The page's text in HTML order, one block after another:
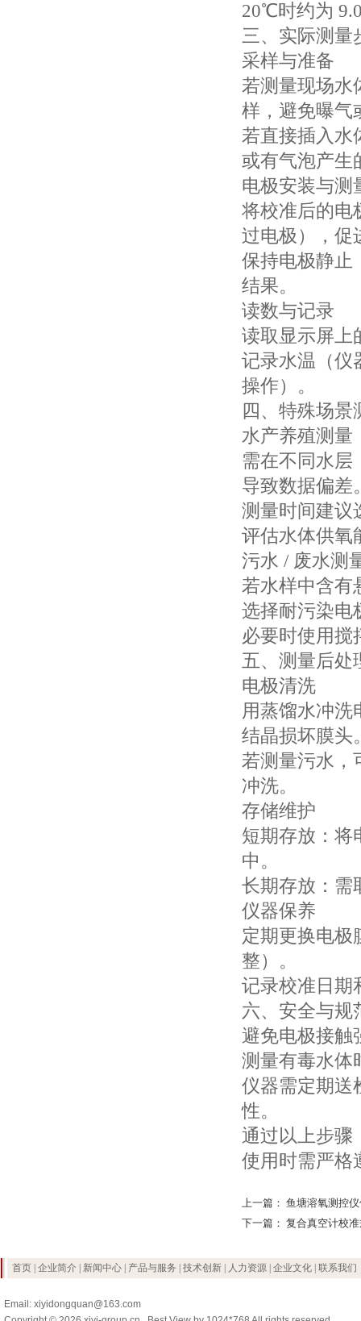
20℃时约为
三、实际测量
采样与准备
若测量现场水
样，避免曝气
若直接插入水
或有气泡产生
电极安装与测
将校准后的电
过电极），促
保持电极静止
结果。
读数与记录
读取显示屏上
记录水温（仪
操作）。
四、特殊场景
水产养殖测量
需在不同水层
导致数据偏差
测量时间建议
评估水体供氧
污水 / 废水测
若水样中含有
选择耐污染电
必要时使用搅
五、测量后处
电极清洗
用蒸馏水冲洗
结晶损坏膜头
若测量污水，
冲洗。
存储维护
短期存放：将
中。
长期存放：需
仪器保养
定期更换电极
整）。
记录校准日期
六、安全与规
避免电极接触
测量有毒水体
仪器需定期送
性。
通过以上步骤
使用时需严格
上一篇： 鱼塘溶氧测控
下一篇： 复合真空计校
首页 企业简介 新闻中心 产品与服务 技术创新 人力资源 企业文化 联系我们
Email: xiyidongquan@163.com